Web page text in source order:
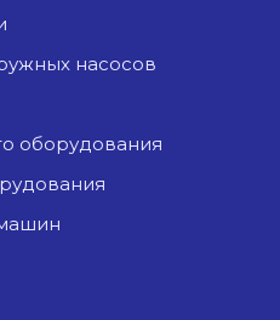
насосов
оборудования